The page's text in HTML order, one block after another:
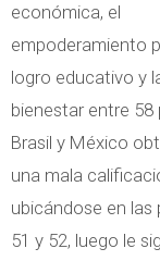
económica, el
empoderamiento
logro educativo y
bienestar entre 58
Brasil y México
una mala
ubicándose en las
51 y 52, luego le